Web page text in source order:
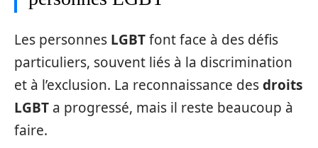
Les personnes LGBTfont face à des défis
particuliers, souvent liés à la discrimination
et à l’exclusion. La reconnaissance desdroits
LGBT a progressé, mais il reste beaucoup à
faire.